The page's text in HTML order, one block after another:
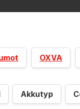
OXVA
Akkutyp